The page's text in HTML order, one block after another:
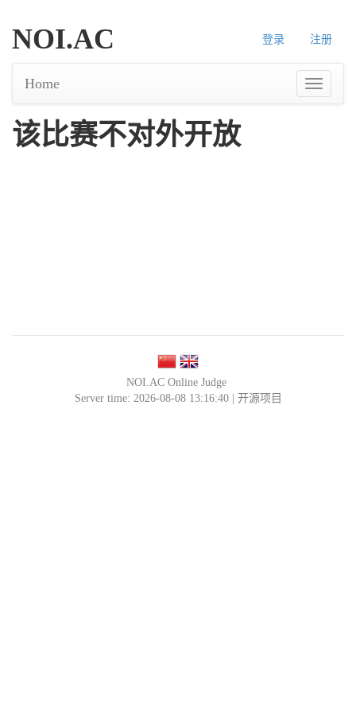
登录 注册
NOI.AC
Home
该比赛不对外开放
NOI.AC Online Judge
Server time: 2026-08-08 13:16:40 | 开源项目